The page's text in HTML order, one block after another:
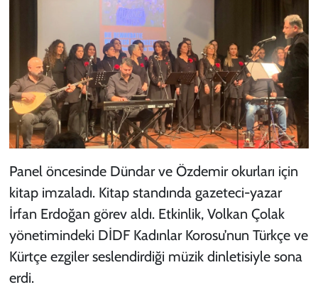
Panel öncesinde Dündar ve Özdemir okurları için
kitap imzaladı. Kitap standında gazeteci-yazar
İrfan Erdoğan görev aldı. Etkinlik, Volkan Çolak
yönetimindeki DİDF Kadınlar Korosu’nun Türkçe ve
Kürtçe ezgiler seslendirdiği müzik dinletisiyle sona
erdi.